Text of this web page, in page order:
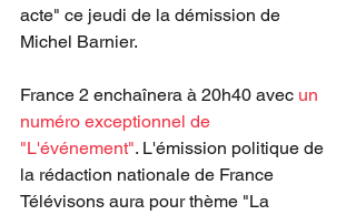
acte" ce jeudi de la démission de
Michel Barnier.
France 2 enchaînera à 20h40 avec un
numéro exceptionnel de
"L'événement". L'émission politique de
la rédaction nationale de France
Télévisons aura pour thème "La